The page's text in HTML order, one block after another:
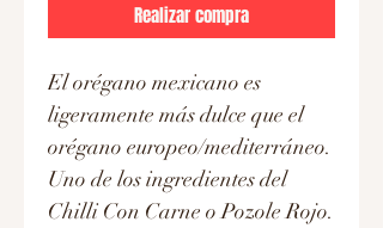
Realizar compra
El orégano mexicano es
ligeramente más dulce que el
orégano europeo/mediterráneo.
Uno de los ingredientes del
Chilli Con Carne o Pozole Rojo.